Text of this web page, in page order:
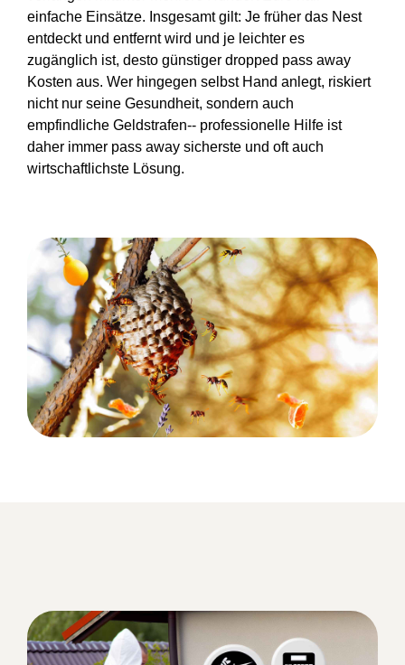
einfache Einsätze. Insgesamt gilt: Je früher das Nest
entdeckt und entfernt wird und je leichter es
zugänglich ist, desto günstiger dropped pass away
Kosten aus. Wer hingegen selbst Hand anlegt, riskiert
nicht nur seine Gesundheit, sondern auch
empfindliche Geldstrafen-- professionelle Hilfe ist
daher immer pass away sicherste und oft auch
wirtschaftlichste Lösung.